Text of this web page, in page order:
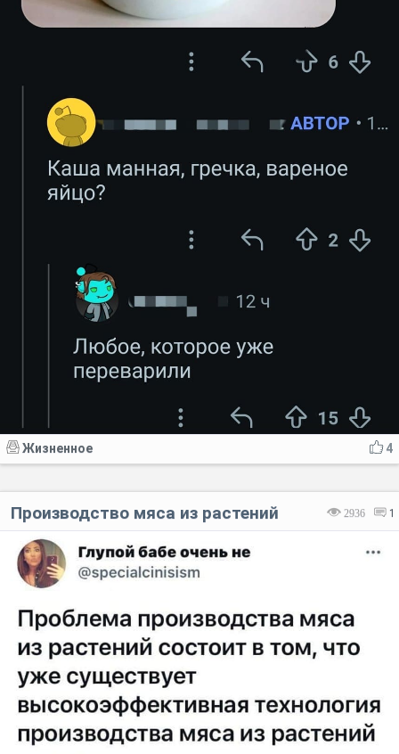
4
Жизненное
2936 1
Производство мяса из растений